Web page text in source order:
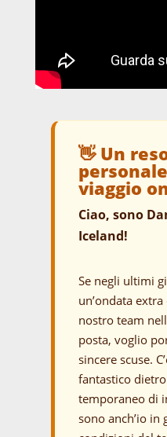
👋 Un
viaggio
Ciao, sono
Iceland!
Se negli ultimi
un’ondata
nostro team
posta, voglio
sincere scuse.
fantastico
temporaneo di
sono anch’io